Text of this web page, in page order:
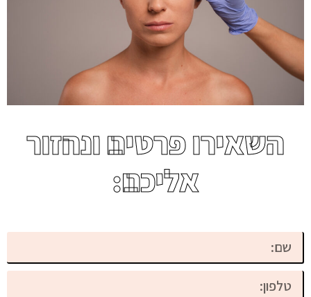
השאירו פרטים ונחזור
אליכם: